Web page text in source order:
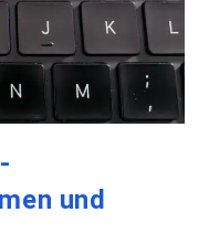
und